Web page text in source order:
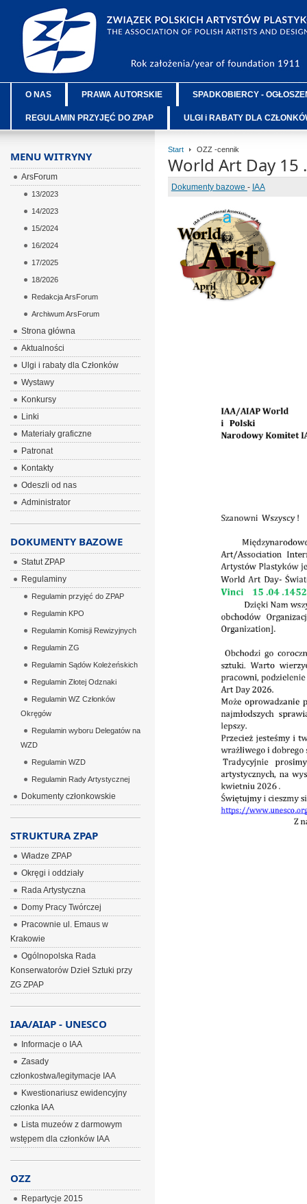
O NAS PRAWA AUTORSKIE SPADKOBIERCY -
REGULAMIN PRZYJĘĆ DO ZPAP ULGI i RABATY DLA
Start OZZ -cennik
World Art Day 15
Dokumenty bazowe - IAA
MENU WITRYNY
ArsForum
13/2023
14/2023
15/2024
16/2024
17/2025
18/2026
Redakcja ArsForum
Archiwum ArsForum
Strona główna
Aktualności
Ulgi i rabaty dla Członków
Wystawy
Konkursy
Linki
Materiały graficzne
Patronat
Kontakty
Odeszli od nas
Administrator
DOKUMENTY BAZOWE
Statut ZPAP
Regulaminy
Regulamin przyjęć do ZPAP
Regulamin KPO
Regulamin Komisji Rewizyjnych
Regulamin ZG
Regulamin Sądów Koleżeńskich
Regulamin Złotej Odznaki
Regulamin WZ Członków
Okręgów
Regulamin wyboru Delegatów na
WZD
Regulamin WZD
Regulamin Rady Artystycznej
Dokumenty członkowskie
STRUKTURA ZPAP
Władze ZPAP
Okręgi i oddziały
Rada Artystyczna
Domy Pracy Twórczej
Pracownie ul. Emaus w
Krakowie
Ogólnopolska Rada
Konserwatorów Dzieł Sztuki przy
ZG ZPAP
IAA/AIAP - UNESCO
Informacje o IAA
Zasady
członkostwa/legitymacje IAA
Kwestionariusz ewidencyjny
członka IAA
Lista muzeów z darmowym
wstępem dla członków IAA
OZZ
Repartycje 2015